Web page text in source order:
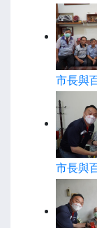
市長與
市長與